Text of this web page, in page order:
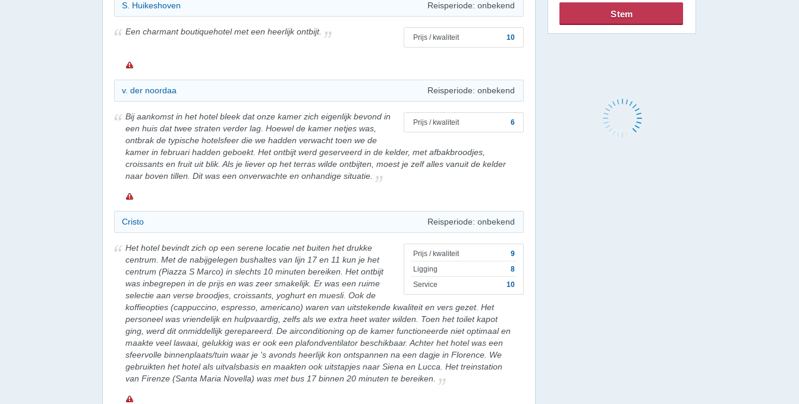
S. Huikeshoven Reisperiode: onbekend
Prijs / kwaliteit 10
Een charmant boutiquehotel met een heerlijk ontbijt.
v. der noordaa Reisperiode: onbekend
Prijs / kwaliteit 6
Bij aankomst in het hotel bleek dat onze kamer zich eigenlijk bevond in
een huis dat twee straten verder lag. Hoewel de kamer netjes was,
ontbrak de typische hotelsfeer die we hadden verwacht toen we de
kamer in februari hadden geboekt. Het ontbijt werd geserveerd in de kelder, met afbakbroodjes,
croissants en fruit uit blik. Als je liever op het terras wilde ontbijten, moest je zelf alles vanuit de kelder
naar boven tillen. Dit was een onverwachte en onhandige situatie.
Cristo Reisperiode: onbekend
Prijs / kwaliteit
9
Ligging
8
Service
10
Het hotel bevindt zich op een serene locatie net buiten het drukke
centrum. Met de nabijgelegen bushaltes van lijn 17 en 11 kun je het
centrum (Piazza S Marco) in slechts 10 minuten bereiken. Het ontbijt
was inbegrepen in de prijs en was zeer smakelijk. Er was een ruime
selectie aan verse broodjes, croissants, yoghurt en muesli. Ook de
koffieopties (cappuccino, espresso, americano) waren van uitstekende kwaliteit en vers gezet. Het
personeel was vriendelijk en hulpvaardig, zelfs als we extra heet water wilden. Toen het toilet kapot
ging, werd dit onmiddellijk gerepareerd. De airconditioning op de kamer functioneerde niet optimaal en
maakte veel lawaai, gelukkig was er ook een plafondventilator beschikbaar. Achter het hotel was een
sfeervolle binnenplaats/tuin waar je 's avonds heerlijk kon ontspannen na een dagje in Florence. We
gebruikten het hotel als uitvalsbasis en maakten ook uitstapjes naar Siena en Lucca. Het treinstation
van Firenze (Santa Maria Novella) was met bus 17 binnen 20 minuten te bereiken.